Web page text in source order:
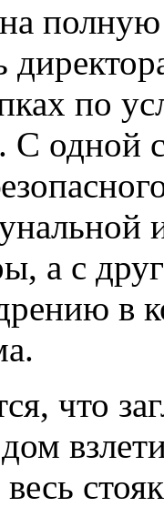
по
С одной
а с
в
что
весь